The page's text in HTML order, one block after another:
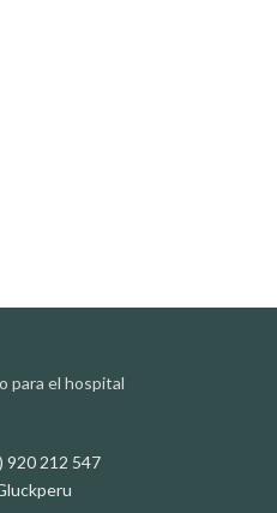
para el hospital
920 212 547